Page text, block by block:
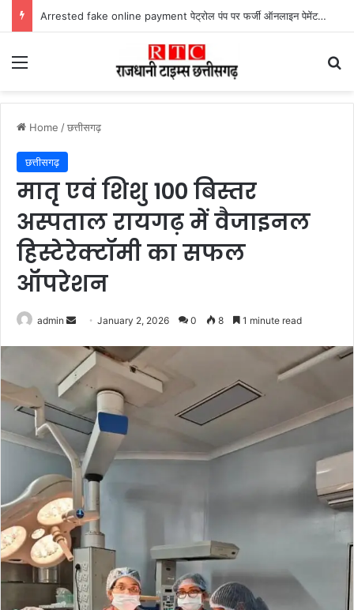
Arrested fake online payment पेट्रोल पंप पर फर्जी ऑनलाइन पेमेंट दिखाकर ठगी करने वाला युवक गिरफ्तार
Menu
Home /छत्तीसगढ़
छत्तीसगढ़
मातृ एवं शिशु 100 बिस्तर
अस्पताल रायगढ़ में वैजाइनल
हिस्टेरेक्टॉमी का सफल
ऑपरेशन
admin
Send
email
January 2, 2026 0 8 1 minute read